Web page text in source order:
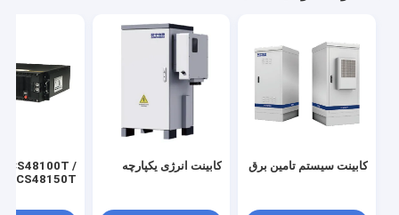
کابینت سیستم تامین برق کابینت انرژی یکپارچه
CS48100T /
CS48150T